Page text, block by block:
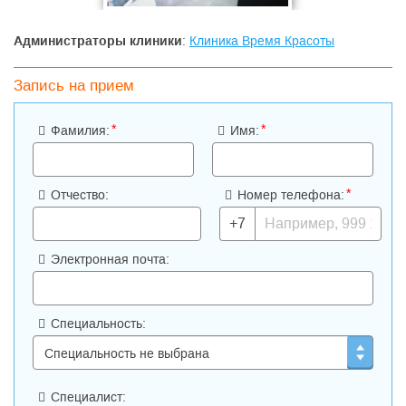
Администраторы клиники: Клиника Время Красоты
Запись на прием
Фамилия:* Имя:*
Отчество: Номер телефона:*
+7
Электронная почта:
Специальность:
Специалист: